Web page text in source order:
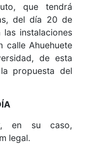
que tendrá
del día 20 de
instalaciones
calle Ahuehuete
de esta
propuesta del
en su caso,
legal.